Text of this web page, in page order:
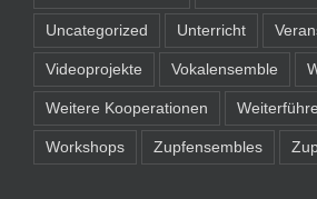
Uncategorized Unterricht
Videoprojekte Vokalensemble
Weitere Kooperationen
Workshops Zupfensembles